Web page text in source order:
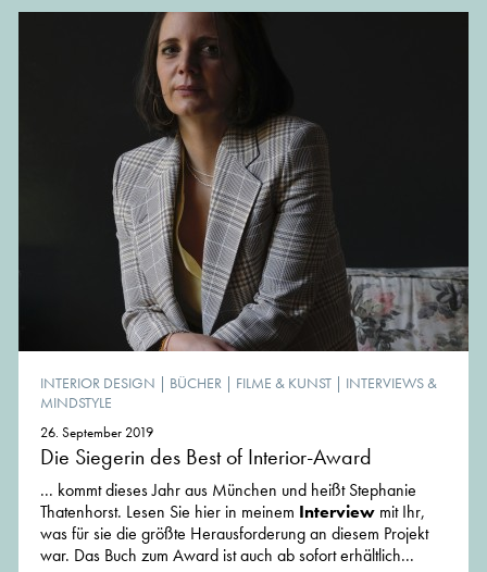
INTERIOR DESIGN | BÜCHER | FILME & KUNST | INTERVIEWS &
MINDSTYLE
26. September 2019
Die Siegerin des Best of Interior-Award
... kommt dieses Jahr aus München und heißt Stephanie
Thatenhorst. Lesen Sie hier in meinem Interview mit Ihr,
was für sie die größte Herausforderung an diesem Projekt
war. Das Buch zum Award ist auch ab sofort erhältlich...